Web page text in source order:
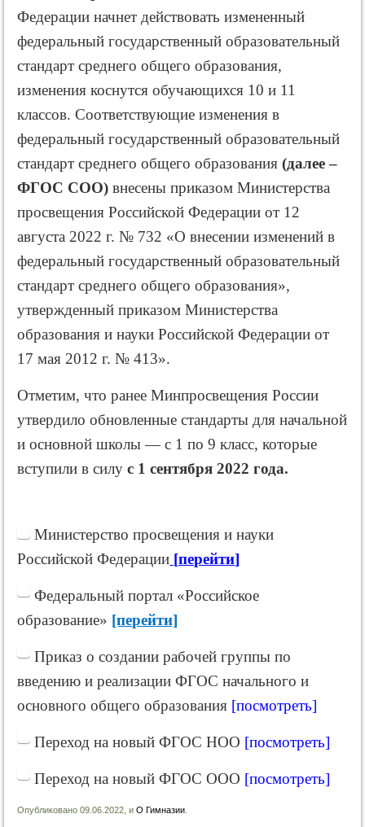
Федерации начнет действовать измененный
федеральный государственный образовательный
стандарт среднего общего образования,
изменения коснутся обучающихся 10 и 11
классов. Соответствующие изменения в
федеральный государственный образовательный
стандарт среднего общего образования(далее –
ФГОС СОО) внесены приказом Министерства
просвещения Российской Федерации от 12
августа 2022 г. № 732 «О внесении изменений в
федеральный государственный образовательный
стандарт среднего общего образования»,
утвержденный приказом Министерства
образования и науки Российской Федерации от
17 мая 2012 г. № 413».
Отметим, что ранее Минпросвещения России
утвердило обновленные стандарты для начальной
и основной школы — с 1 по 9 класс, которые
вступили в силус 1 сентября 2022 года.
Министерство просвещения и науки
Российской Федерации [перейти]
Федеральный портал «Российское
образование» [перейти]
Приказ о создании рабочей группы по
введению и реализации ФГОС начального и
основного общего образования [посмотреть]
Переход на новый ФГОС НОО [посмотреть]
Переход на новый ФГОС ООО [посмотреть]
Опубликовано 09.06.2022, иО Гимназии